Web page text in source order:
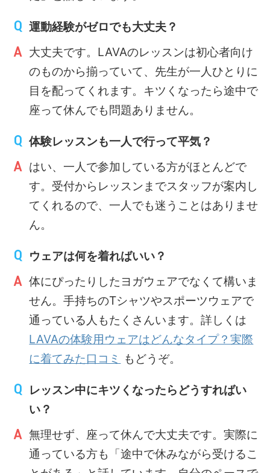
運動経験がゼロでも大丈夫？
大丈夫です。LAVAのレッスンは初心者向け
のものから揃っていて、先生が一人ひとりに
目を配ってくれます。キツくなったら途中で
座って休んでも問題ありません。
体験レッスンも一人で行って平気？
はい、一人で参加している方がほとんどで
す。受付からレッスンまでスタッフが案内し
てくれるので、一人でも迷うことはありませ
ん。
ウェアは何を着ればいい？
体にぴったりしたヨガウェアでなくて構いま
せん。手持ちのTシャツやスポーツウェアで
通っている人もたくさんいます。詳しくは
LAVAの体験用ウェアはどんなタイプ？実際
に着てみた口コミ もどうぞ。
レッスン中にキツくなったらどうすればい
い？
無理せず、座って休んで大丈夫です。実際に
通っている方も「途中で休みながら受けるこ